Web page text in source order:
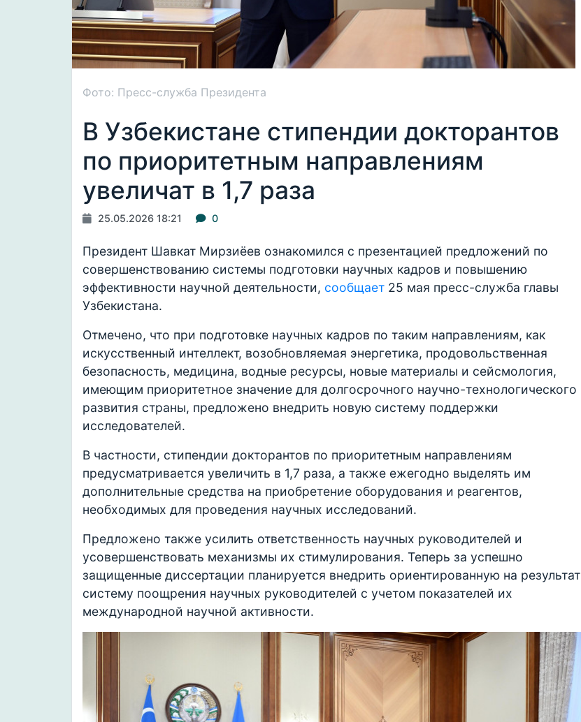
Фото: Пресс-служба Президента
В Узбекистане стипендии докторантов
по приоритетным направлениям
увеличат в 1,7 раза
25.05.2026 18:21 0
Президент Шавкат Мирзиёев ознакомился с презентацией предложений по
совершенствованию системы подготовки научных кадров и повышению
эффективности научной деятельности, сообщает 25 мая пресс-служба главы
Узбекистана.
Отмечено, что при подготовке научных кадров по таким направлениям, как
искусственный интеллект, возобновляемая энергетика, продовольственная
безопасность, медицина, водные ресурсы, новые материалы и сейсмология,
имеющим приоритетное значение для долгосрочного научно-технологического
развития страны, предложено внедрить новую систему поддержки
исследователей.
В частности, стипендии докторантов по приоритетным направлениям
предусматривается увеличить в 1,7 раза, а также ежегодно выделять им
дополнительные средства на приобретение оборудования и реагентов,
необходимых для проведения научных исследований.
Предложено также усилить ответственность научных руководителей и
усовершенствовать механизмы их стимулирования. Теперь за успешно
защищенные диссертации планируется внедрить ориентированную на результат
систему поощрения научных руководителей с учетом показателей их
международной научной активности.